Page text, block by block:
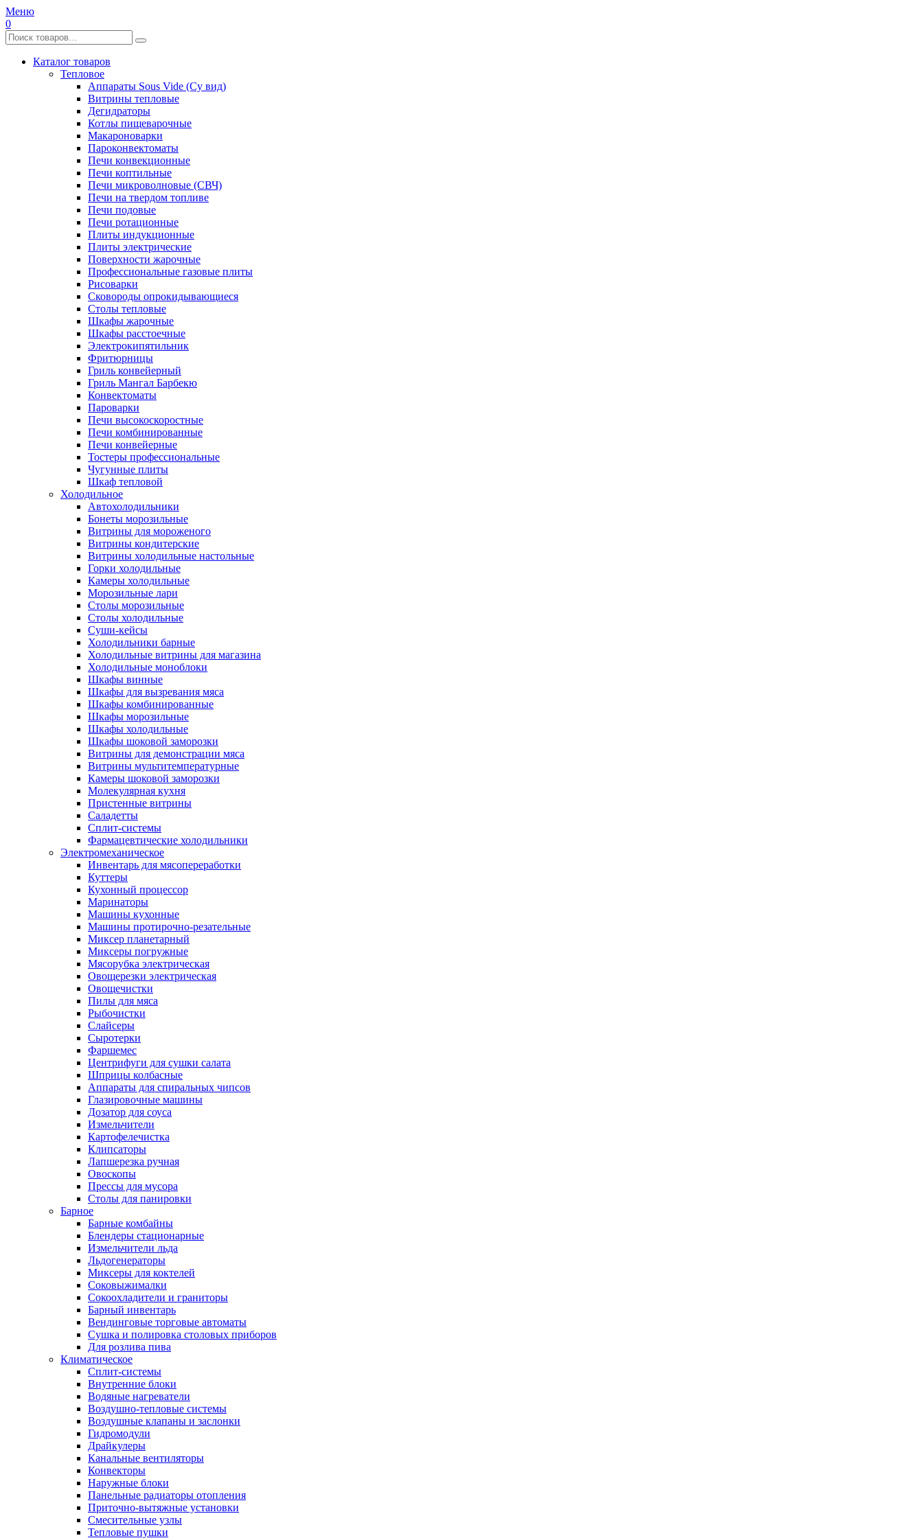
Меню
0
Каталог товаров
Тепловое
Аппараты Sous Vide (Су вид)
Витрины тепловые
Дегидраторы
Котлы пищеварочные
Макароноварки
Пароконвектоматы
Печи конвекционные
Печи коптильные
Печи микроволновые (СВЧ)
Печи на твердом топливе
Печи подовые
Печи ротационные
Плиты индукционные
Плиты электрические
Поверхности жарочные
Профессиональные газовые плиты
Рисоварки
Сковороды опрокидывающиеся
Столы тепловые
Шкафы жарочные
Шкафы расстоечные
Электрокипятильник
Фритюрницы
Гриль конвейерный
Гриль Мангал Барбекю
Конвектоматы
Пароварки
Печи высокоскоростные
Печи комбинированные
Печи конвейерные
Тостеры профессиональные
Чугунные плиты
Шкаф тепловой
Холодильное
Автохолодильники
Бонеты морозильные
Витрины для мороженого
Витрины кондитерские
Витрины холодильные настольные
Горки холодильные
Камеры холодильные
Морозильные лари
Столы морозильные
Столы холодильные
Суши-кейсы
Холодильники барные
Холодильные витрины для магазина
Холодильные моноблоки
Шкафы винные
Шкафы для вызревания мяса
Шкафы комбинированные
Шкафы морозильные
Шкафы холодильные
Шкафы шоковой заморозки
Витрины для демонстрации мяса
Витрины мультитемпературные
Камеры шоковой заморозки
Молекулярная кухня
Пристенные витрины
Саладетты
Сплит-системы
Фармацевтические холодильники
Электромеханическое
Инвентарь для мясопереработки
Куттеры
Кухонный процессор
Маринаторы
Машины кухонные
Машины протирочно-резательные
Миксер планетарный
Миксеры погружные
Мясорубка электрическая
Овощерезки электрическая
Овощечистки
Пилы для мяса
Рыбочистки
Слайсеры
Сыротерки
Фаршемес
Центрифуги для сушки салата
Шприцы колбасные
Аппараты для спиральных чипсов
Глазировочные машины
Дозатор для соуса
Измельчители
Картофелечистка
Клипсаторы
Лапшерезка ручная
Овоскопы
Прессы для мусора
Столы для панировки
Барное
Барные комбайны
Блендеры стационарные
Измельчители льда
Льдогенераторы
Миксеры для коктелей
Соковыжималки
Сокоохладители и граниторы
Барный инвентарь
Вендинговые торговые автоматы
Сушка и полировка столовых приборов
Для розлива пива
Климатическое
Сплит-системы
Внутренние блоки
Водяные нагреватели
Воздушно-тепловые системы
Воздушные клапаны и заслонки
Гидромодули
Драйкулеры
Канальные вентиляторы
Конвекторы
Наружные блоки
Панельные радиаторы отопления
Приточно-вытяжные установки
Смесительные узлы
Тепловые пушки